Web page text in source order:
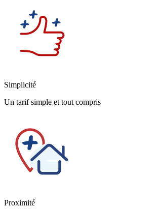
Simplicité
Un tarif simple et tout compris
Proximité